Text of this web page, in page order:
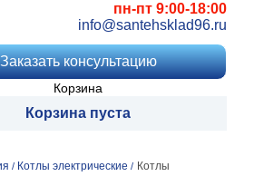
пн-пт 9:00-18:00
info@santehsklad96.ru
Заказать консультацию
Корзина
Корзина пуста
/ Котлы электрические / Котлы